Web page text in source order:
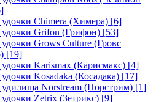
Chimera (Химера) [6]
Grifon (Грифон) [53]
Grows Culture (Гровс
[19]
Karismax (Карисмакс) [4]
Kosadaka (Косадака) [17]
Norstream (Норстрим) [1]
Zetrix (Зетрикс) [9]